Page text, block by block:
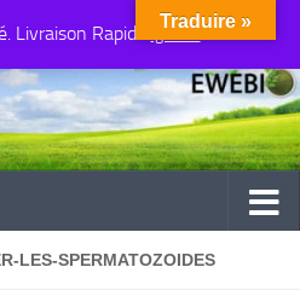
Livraison Rapide Ignorer
LES-SPERMATOZOIDES
Traduire »